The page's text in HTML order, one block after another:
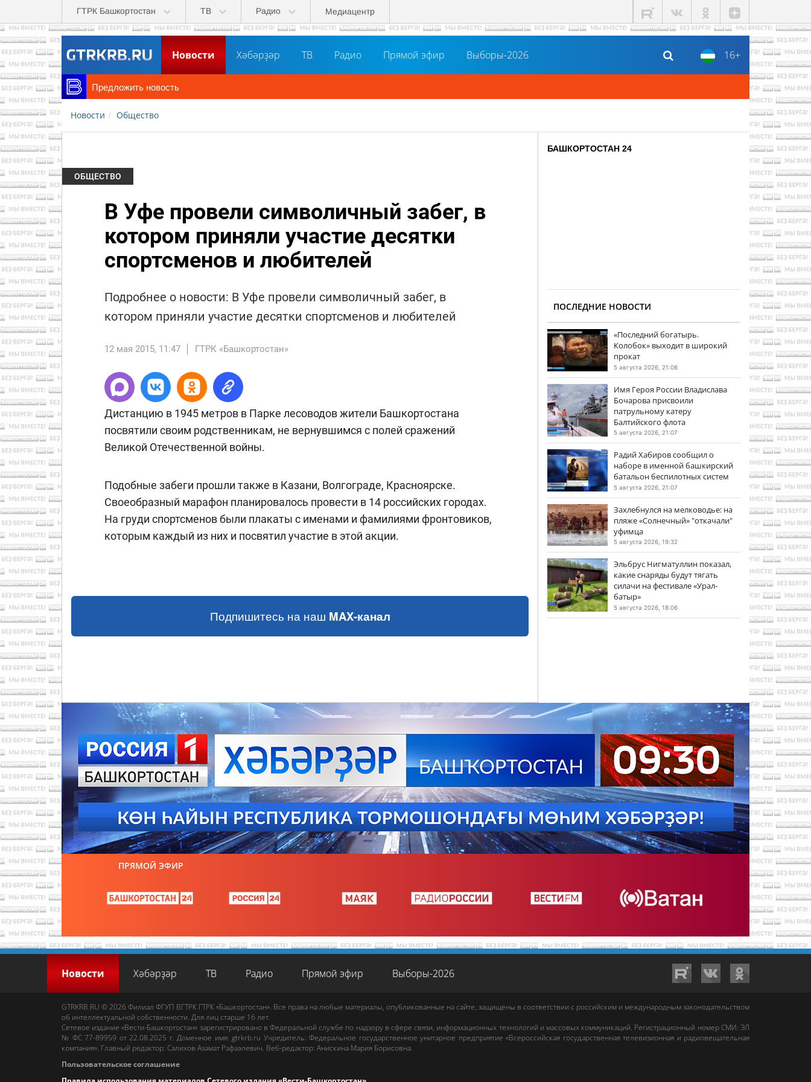
Перейти к основному содержанию
ГТРК Башкортостан ТВ Радио Медиацентр
16+
Новости Хәбәрҙәр ТВ Радио Прямой эфир Выборы-2026
Предложить новость
Новости Общество
ОБЩЕСТВО
В Уфе провели символичный забег, в
котором приняли участие десятки
спортсменов и любителей
Подробнее о новости: В Уфе провели символичный забег, в
котором приняли участие десятки спортсменов и любителей
12 мая 2015, 11:47 ГТРК «Башкортостан»
Дистанцию в 1945 метров в Парке лесоводов жители Башкортостана
посвятили своим родственникам, не вернувшимся с полей сражений
Великой Отечественной войны.
Подобные забеги прошли также в Казани, Волгограде, Красноярске.
Своеобразный марафон планировалось провести в 14 российских городах.
На груди спортсменов были плакаты с именами и фамилиями фронтовиков,
которым каждый из них и посвятил участие в этой акции.
Подпишитесь на наш MAX-канал
БАШКОРТОСТАН 24
ПОСЛЕДНИЕ НОВОСТИ
«Последний богатырь.
Колобок» выходит в широкий
прокат
5 августа 2026, 21:08
Имя Героя России Владислава
Бочарова присвоили
патрульному катеру
Балтийского флота
5 августа 2026, 21:07
Радий Хабиров сообщил о
наборе в именной башкирский
батальон беспилотных систем
5 августа 2026, 21:07
Захлебнулся на мелководье: на
пляже «Солнечный» "откачали"
уфимца
5 августа 2026, 19:32
Эльбрус Нигматуллин показал,
какие снаряды будут тягать
силачи на фестивале «Урал-
батыр»
5 августа 2026, 18:06
ПРЯМОЙ ЭФИР
Новости Хәбәрҙәр ТВ Радио Прямой эфир Выборы-2026
GTRKRB.RU © 2026 Филиал ФГУП ВГТРК ГТРК «Башкортостан». Все права на любые материалы, опубликованные на сайте, защищены в соответствии с российским и международным законодательством
об интеллектуальной собственности. Для лиц старше 16 лет.
Сетевое издание «Вести-Башкортостан» зарегистрировано в Федеральной службе по надзору в сфере связи, информационных технологий и массовых коммуникаций. Регистрационный номер СМИ: ЭЛ
№ ФС 77-89959 от 22.08.2025 г. Доменное имя:gtrkrb.ru Учредитель: Федеральное государственное унитарное предприятие «Всероссийская государственная телевизионная и радиовещательная
компания». Главный редактор: Салихов Азамат Рафаэлевич. Веб-редактор: Анискина Мария Борисовна.
Пользовательское соглашение